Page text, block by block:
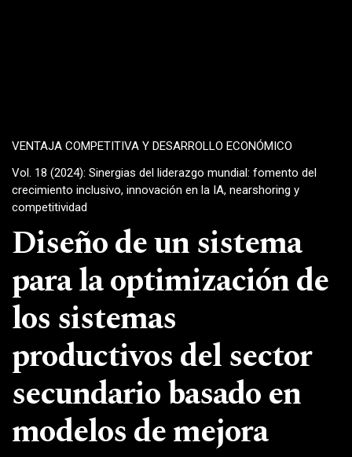
VENTAJA COMPETITIVA Y DESARROLLO ECONÓMICO
Vol. 18 (2024): Sinergias del liderazgo mundial: fomento del
crecimiento inclusivo, innovación en la IA, nearshoring y
competitividad
Diseño de un sistema
para la optimización de
los sistemas
productivos del sector
secundario basado en
modelos de mejora